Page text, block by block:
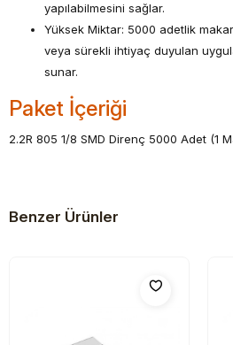
yapılabilmesini sağlar.
Yüksek Miktar: 5000 adetlik
veya sürekli ihtiyaç duyulan
sunar.
Paket İçeriği
2.2R 805 1/8 SMD Direnç 5000 Adet (1
Benzer Ürünler